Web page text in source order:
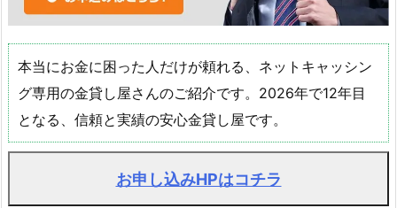
本当にお金に困った人だけが頼れる、ネットキャッシン
グ専用の金貸し屋さんのご紹介です。2026年で12年目
となる、信頼と実績の安心金貸し屋です。
お申し込みHPはコチラ